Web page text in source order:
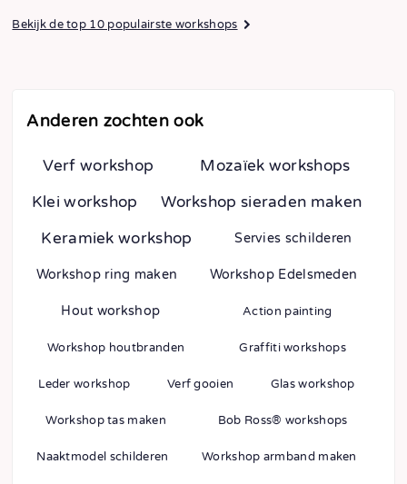
Anderen zochten ook
Verf workshop
Mozaïek workshops
Klei workshop
Workshop sieraden maken
Keramiek workshop
Servies schilderen
Workshop ring maken Workshop Edelsmeden
Hout workshop Action painting
Workshop houtbranden Graffiti workshops
Leder workshop Verf gooien Glas workshop
Workshop tas maken Bob Ross® workshops
Naaktmodel schilderen Workshop armband maken
Bekijk de top 10 populairste workshops